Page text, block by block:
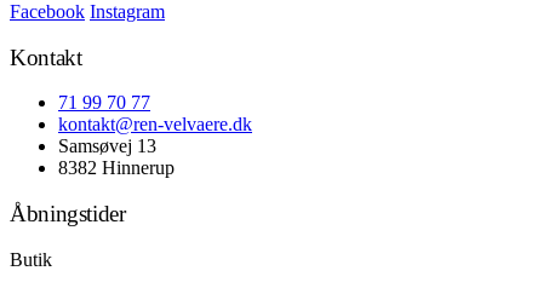
Facebook Instagram
Kontakt
71 99 70 77
kontakt@ren-velvaere.dk
Samsøvej 13
8382 Hinnerup
Åbningstider
Butik